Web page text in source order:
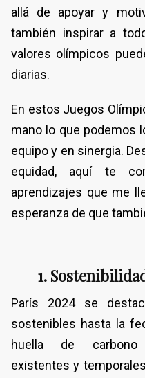
allá de apoyar y
también inspirar a
valores olímpicos
diarias.
En estos Juegos
mano lo que podemos
equipo y en sinergia.
equidad, aquí te
aprendizajes que me
esperanza de que
1.
París 2024 se
sostenibles hasta la
huella de carbono
existentes y